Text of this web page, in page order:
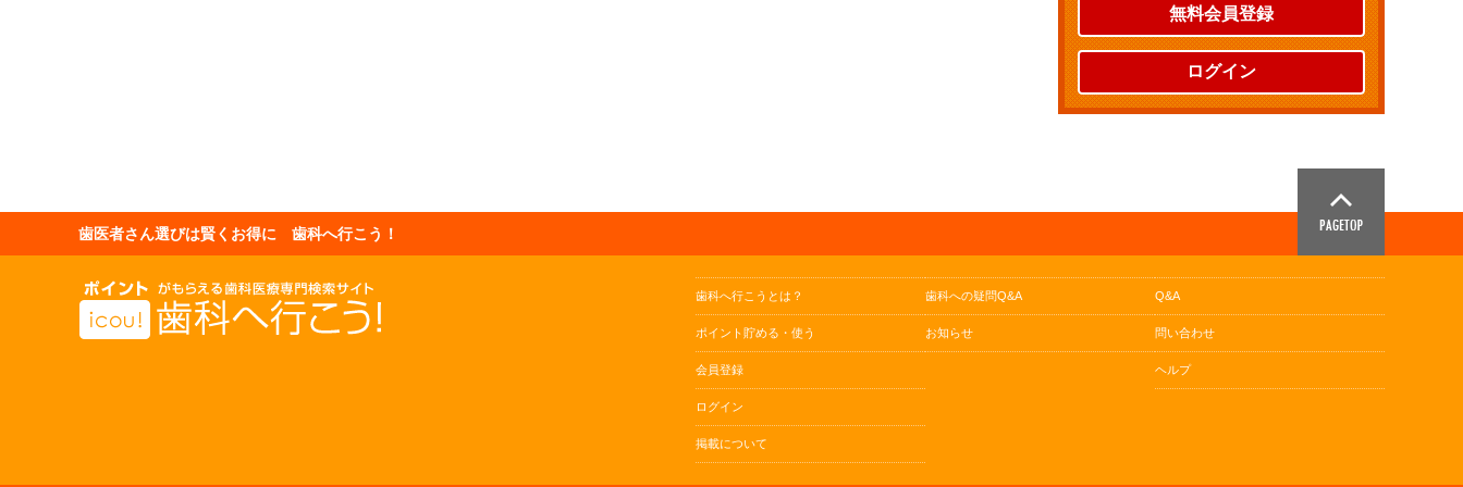
無料会員登録
ログイン
歯医者さん選びは賢くお得に 歯科へ行こう！
歯科へ行こうとは？
ポイント貯める・使う
会員登録
ログイン
掲載について
歯科への疑問Q&A
お知らせ
Q&A
問い合わせ
ヘルプ